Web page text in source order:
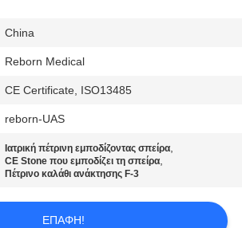
China
Reborn Medical
CE Certificate, ISO13485
reborn-UAS
Ιατρική πέτρινη εμποδίζοντας σπείρα,
CE Stone που εμποδίζει τη σπείρα,
Πέτρινο καλάθι ανάκτησης F-3
ΕΠΑΦΉ!